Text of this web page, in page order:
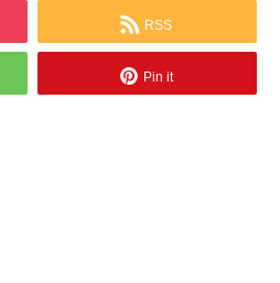
RSS
Pin it